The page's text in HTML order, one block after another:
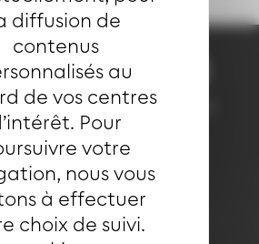
diffusion de
contenus
au
de vos centres
Pour
votre
nous vous
à effectuer
choix de suivi.
03 89 66 77 77
du lundi au vendredi de
7h30 à 18h00 (en
période scolaire)
LIENS
Application Soléa